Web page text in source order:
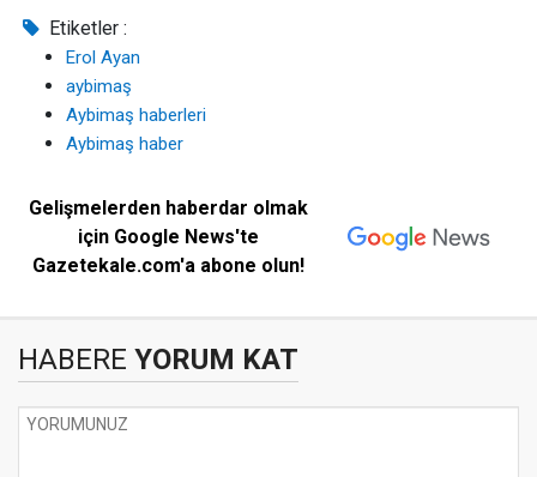
Etiketler :
Erol Ayan
aybimaş
Aybimaş haberleri
Aybimaş haber
Gelişmelerden haberdar olmak
için Google News'te
Gazetekale.com'a abone olun!
HABERE YORUM KAT